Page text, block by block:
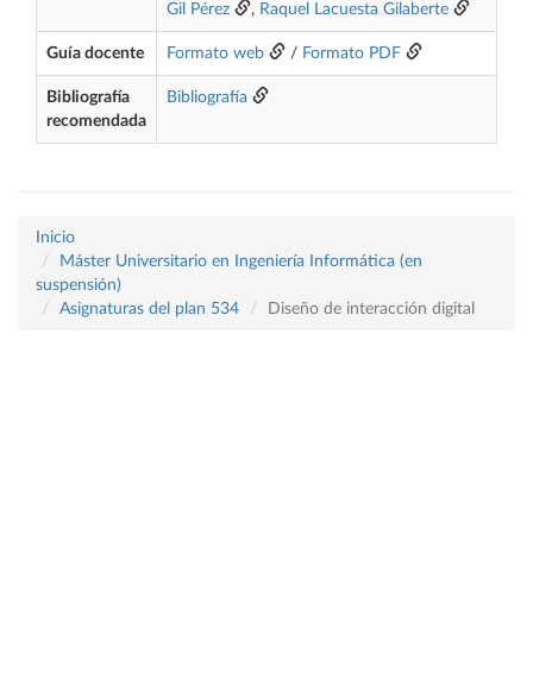
Gil Pérez
, Raquel Lacuesta Gilaberte
Guía docente Formato web / Formato PDF
Bibliografía
recomendada
Bibliografía
Inicio
Máster Universitario en Ingeniería Informática (en
suspensión)
Asignaturas del plan 534
Diseño de interacción digital